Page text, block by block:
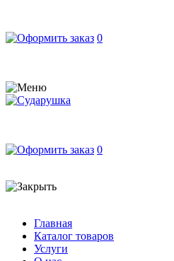
0
0
Главная
Каталог товаров
Услуги